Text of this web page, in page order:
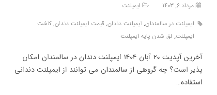
مرداد 6, 1403
ایمپلنت
ایمپلنت در سالمندان, ایمپلنت دندان, قیمت ایمپلنت دندان, کاشت
ایمپلنت, لق شدن پایه ایمپلنت
آخرین آپدیت 20 آبان 1404 ایمپلنت دندان در سالمندان امکان
پذیر است؟ چه گروهی از سالمندان می توانند از ایمپلنت دندانی
استفاده…